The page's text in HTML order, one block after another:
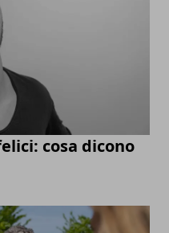
cosa dicono